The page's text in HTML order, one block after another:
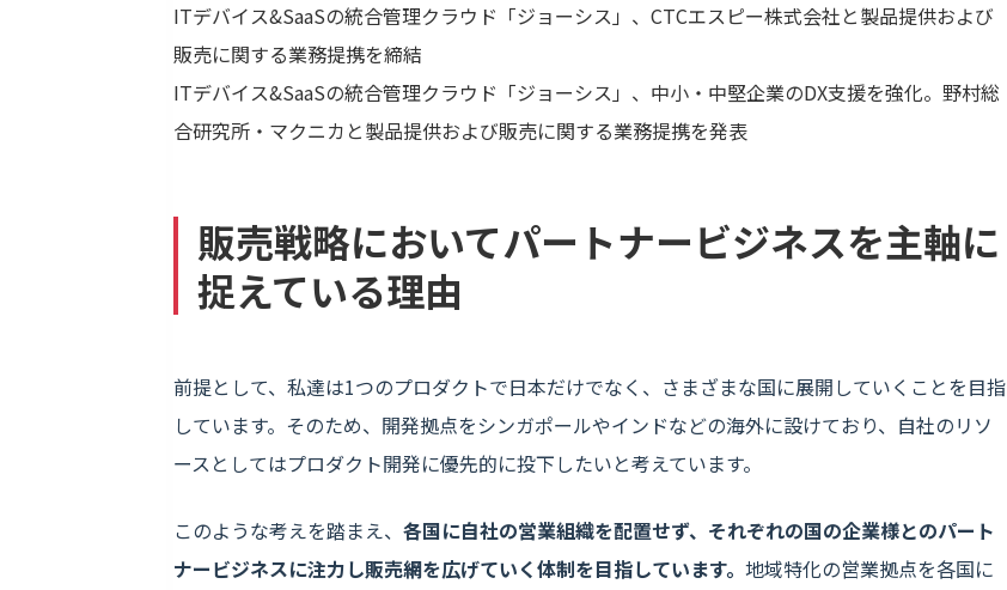
ITデバイス&SaaSの統合管理クラウド「ジョーシス」、CTCエスピー株式会社と製品提供および
販売に関する業務提携を締結
ITデバイス&SaaSの統合管理クラウド「ジョーシス」、中小・中堅企業のDX支援を強化。野村総
合研究所・マクニカと製品提供および販売に関する業務提携を発表
販売戦略においてパートナービジネスを主軸に
捉えている理由
前提として、私達は1つのプロダクトで日本だけでなく、さまざまな国に展開していくことを目指
しています。そのため、開発拠点をシンガポールやインドなどの海外に設けており、自社のリソ
ースとしてはプロダクト開発に優先的に投下したいと考えています。
このような考えを踏まえ、 各国に自社の営業組織を配置せず、それぞれの国の企業様とのパート
ナービジネスに注力し販売網を広げていく体制を目指しています。 地域特化の営業拠点を各国に